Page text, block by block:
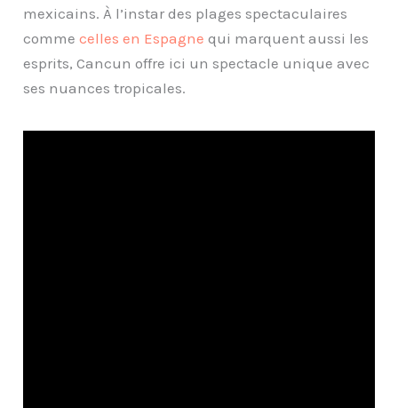
mexicains. À l’instar des plages spectaculaires
commecelles en Espagne qui marquent aussi les
esprits, Cancun offre ici un spectacle unique avec
ses nuances tropicales.